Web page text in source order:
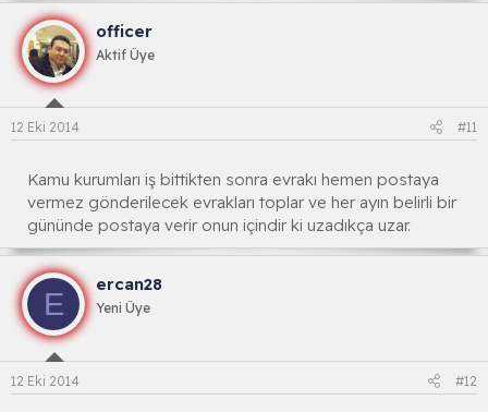
officer
Aktif Üye
12 Eki 2014 #11
Kamu kurumları iş bittikten sonra evrakı hemen postaya
vermez gönderilecek evrakları toplar ve her ayın belirli bir
gününde postaya verir onun içindir ki uzadıkça uzar.
E
ercan28
Yeni Üye
12 Eki 2014 #12